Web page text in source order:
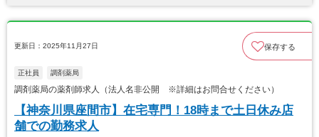
更新日：2025年11月27日 保存する
正社員 調剤薬局
調剤薬局の薬剤師求人（法人名非公開 ※詳細はお問合せください）
【神奈川県座間市】在宅専門！18時まで土日休み店
舗での勤務求人